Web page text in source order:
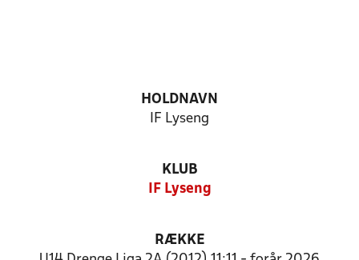
HOLDNAVN
IF Lyseng
KLUB
IF Lyseng
RÆKKE